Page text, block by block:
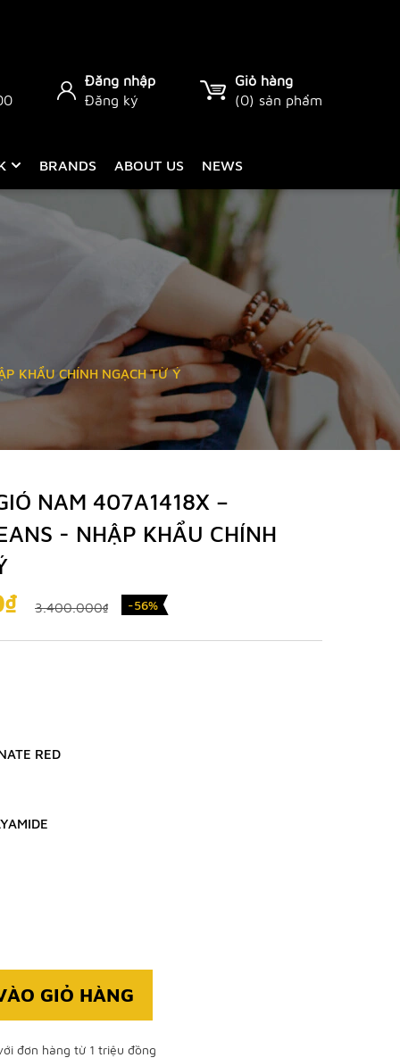
Đăng nhập
Đăng ký
Giỏ hàng
(0) sản phẩm
BRANDS ABOUT US NEWS
KHẨU CHÍNH NGẠCH TỪ Ý
NAM 407A1418X –
- NHẬP KHẨU CHÍNH
3.400.000₫ -56%
RED
GIỎ HÀNG
đơn hàng từ 1 triệu đồng